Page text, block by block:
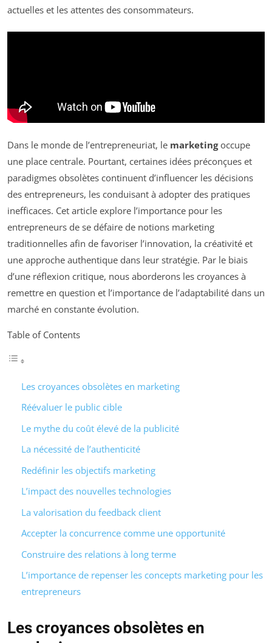
actuelles et les attentes des consommateurs.
Dans le monde de l’entrepreneuriat, le marketingoccupe
une place centrale. Pourtant, certaines idées préconçues et
paradigmes obsolètes continuent d’influencer les décisions
des entrepreneurs, les conduisant à adopter des pratiques
inefficaces. Cet article explore l’importance pour les
entrepreneurs de se défaire de notions marketing
traditionnelles afin de favoriser l’innovation, la créativité et
une approche authentique dans leur stratégie. Par le biais
d’une réflexion critique, nous aborderons les croyances à
remettre en question et l’importance de l’adaptabilité dans un
marché en constante évolution.
Table of Contents
Les croyances obsolètes en marketing
Réévaluer le public cible
Le mythe du coût élevé de la publicité
La nécessité de l’authenticité
Redéfinir les objectifs marketing
L’impact des nouvelles technologies
La valorisation du feedback client
Accepter la concurrence comme une opportunité
Construire des relations à long terme
L’importance de repenser les concepts marketing pour les
entrepreneurs
Les croyances obsolètes en